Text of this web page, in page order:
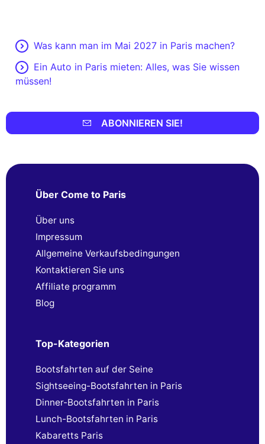
Was kann man im Mai 2027 in Paris machen?
Ein Auto in Paris mieten: Alles, was Sie wissen
müssen!
ABONNIEREN SIE!
Über Come to Paris
Über uns
Impressum
Allgemeine Verkaufsbedingungen
Kontaktieren Sie uns
Affiliate programm
Blog
Top-Kategorien
Bootsfahrten auf der Seine
Sightseeing-Bootsfahrten in Paris
Dinner-Bootsfahrten in Paris
Lunch-Bootsfahrten in Paris
Kabaretts Paris